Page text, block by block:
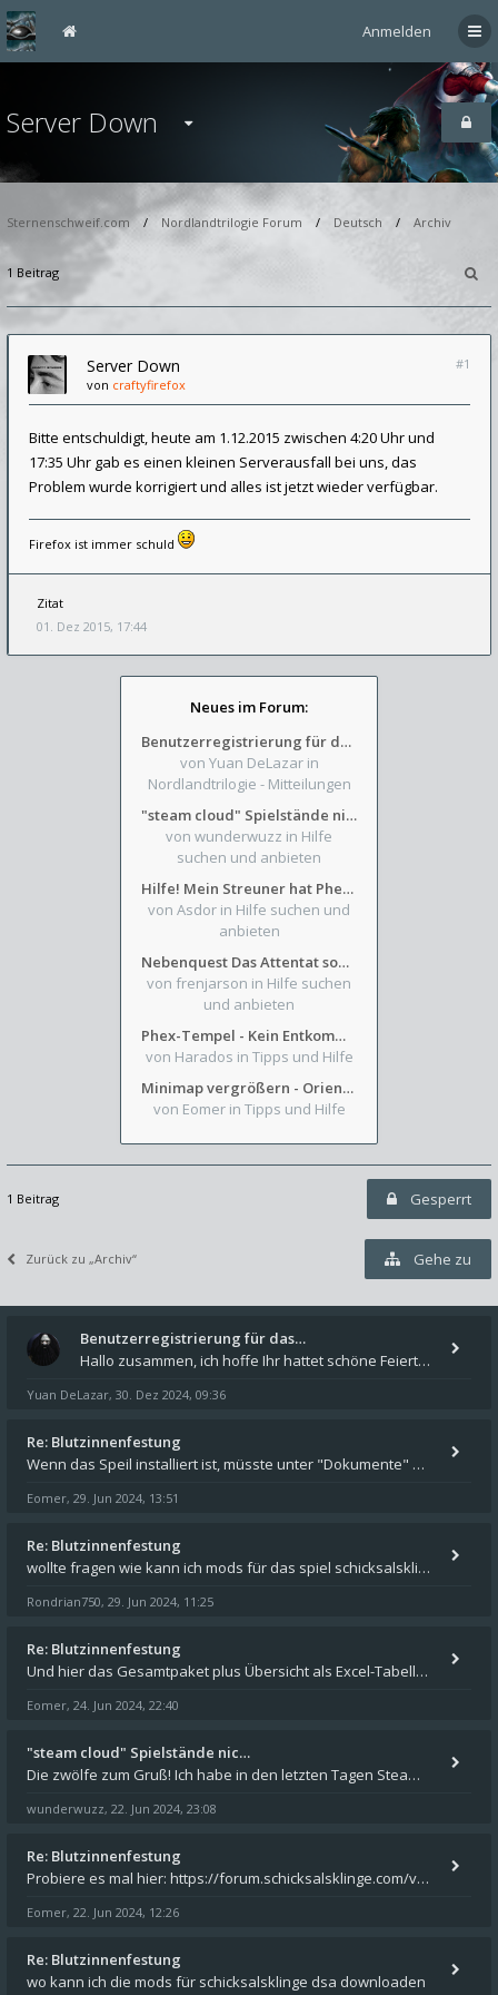
Anmelden
Server Down
Sternenschweif.com Nordlandtrilogie Forum Deutsch Archiv
1 Beitrag
Server Down
#1
von craftyfirefox
Bitte entschuldigt, heute am 1.12.2015 zwischen 4:20 Uhr und
17:35 Uhr gab es einen kleinen Serverausfall bei uns, das
Problem wurde korrigiert und alles ist jetzt wieder verfügbar.
Firefox ist immer schuld
Zitat
01. Dez 2015, 17:44
Neues im Forum:
Benutzerregistrierung für das SchickHD-/SchweifHD-Forum gesperrt
von Yuan DeLazar in
Nordlandtrilogie - Mitteilungen
"steam cloud" Spielstände nicht verfügbar
von wunderwuzz in Hilfe
suchen und anbieten
Hilfe! Mein Streuner hat Phexens Gunst verloren...
von Asdor in Hilfe suchen und
anbieten
Nebenquest Das Attentat sowie Beilunker Reiter und zwei kleine Ausrüstungsfragen
von frenjarson in Hilfe suchen
und anbieten
Phex-Tempel - Kein Entkommen aus Weinkeller/Bibliothek Trakt
von Harados in Tipps und Hilfe
Minimap vergrößern - Orientierung in Blutzinnen
von Eomer in Tipps und Hilfe
1 Beitrag Gesperrt
Zurück zu „Archiv“ Gehe zu
Benutzerregistrierung für das…
Hallo zusammen, ich hoffe Ihr hattet schöne Feiertage und kommt auch gut ins neue Jahr. Ich schreibe hier kurz zur Infor
Yuan DeLazar, 30. Dez 2024, 09:36
Re: Blutzinnenfestung
Wenn das Speil installiert ist, müsste unter "Dokumente" auf Deinem Rechner ein Verzeichnis "blade of destiny" sein. Dar
Eomer, 29. Jun 2024, 13:51
Re: Blutzinnenfestung
wollte fragen wie kann ich mods für das spiel schicksalsklinge in das spieleverzeichnis kopieren und in welches
Rondrian750, 29. Jun 2024, 11:25
Re: Blutzinnenfestung
Und hier das Gesamtpaket plus Übersicht als Excel-Tabelle: https://forum.schicksalsklinge.com/viewtopic.php?f=239&t=156
Eomer, 24. Jun 2024, 22:40
"steam cloud" Spielstände nic…
Die zwölfe zum Gruß! Ich habe in den letzten Tagen Steam auf meinem Desktop PC mit Windows 11 installiert und über Steam
wunderwuzz, 22. Jun 2024, 23:08
Re: Blutzinnenfestung
Probiere es mal hier: https://forum.schicksalsklinge.com/viewtopic.php?f=239&t=15661
Eomer, 22. Jun 2024, 12:26
Re: Blutzinnenfestung
wo kann ich die mods für schicksalsklinge dsa downloaden